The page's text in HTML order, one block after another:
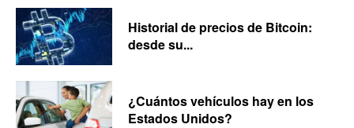
Historial de precios de Bitcoin:
desde su...
¿Cuántos vehículos hay en los
Estados Unidos?